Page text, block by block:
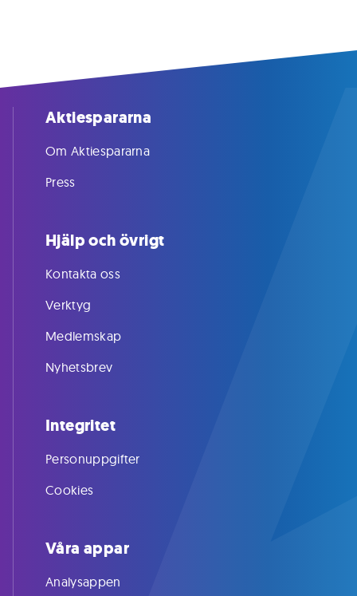
Aktiespararna
Om Aktiespararna
Press
Hjälp och övrigt
Kontakta oss
Verktyg
Medlemskap
Nyhetsbrev
Integritet
Personuppgifter
Cookies
Våra appar
Analysappen